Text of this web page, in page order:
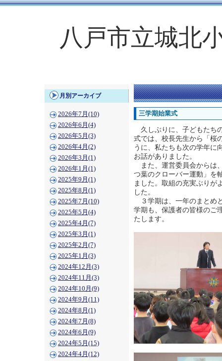
八戸市立城北
月別アーカイブ
2026年7月(10)
2026年6月(4)
2026年5月(3)
2026年4月(2)
2026年3月(1)
2026年1月(1)
2025年9月(1)
2025年8月(1)
2025年7月(10)
2025年5月(4)
2025年4月(7)
2025年3月(1)
2025年2月(7)
2025年1月(3)
2024年12月(3)
2024年11月(3)
2024年10月(9)
2024年9月(11)
2024年8月(1)
2024年7月(8)
2024年6月(9)
2024年5月(15)
2024年4月(12)
三学期始業式
久しぶりに、子どもたち
式では、校長先生から「桜
うに、私たちも次の学年に
お話がありました。
また、運営委員会からは
つ葉のクローバー運動」を
ました。取組の充実ぶりが
した。
３学期は、一年のまとめ
学期も、保護者の皆様のご
たします。